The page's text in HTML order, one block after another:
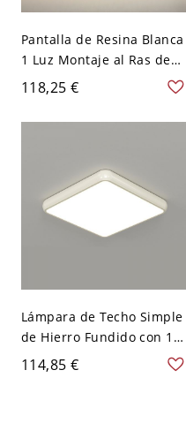
Pantalla de Resina Blanca
1 Luz Montaje al Ras de
Hierro Fundido para Sala,
Conexión Eléctrica
Directa, 110V-120V,
118,25 €
Lámpara de Techo Simple
de Hierro Fundido con 1
Luz para Uso Residencial
con LED y Pantalla de
114,85 €